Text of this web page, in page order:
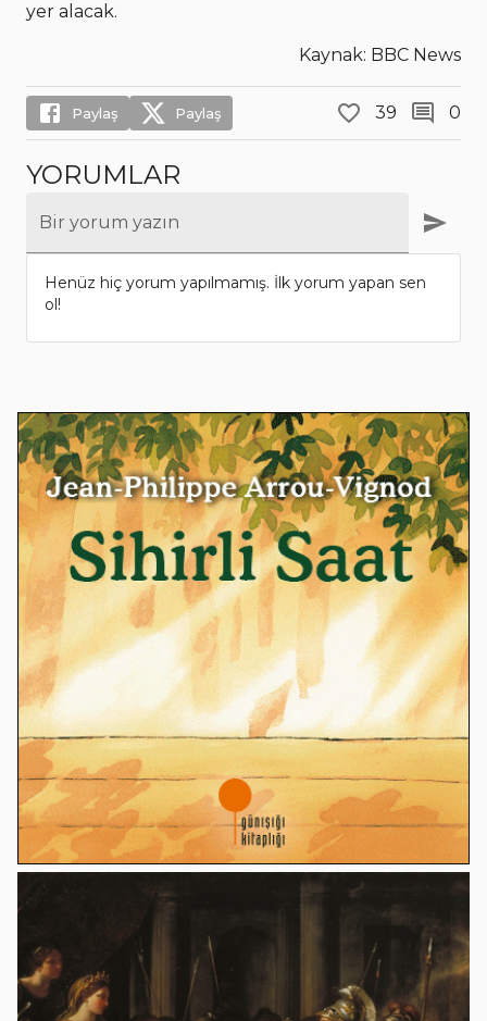
yer alacak.
Kaynak: BBC News
Paylaş Paylaş 39 0
YORUMLAR
Bir yorum yazın
Henüz hiç yorum yapılmamış. İlk yorum yapan sen
ol!